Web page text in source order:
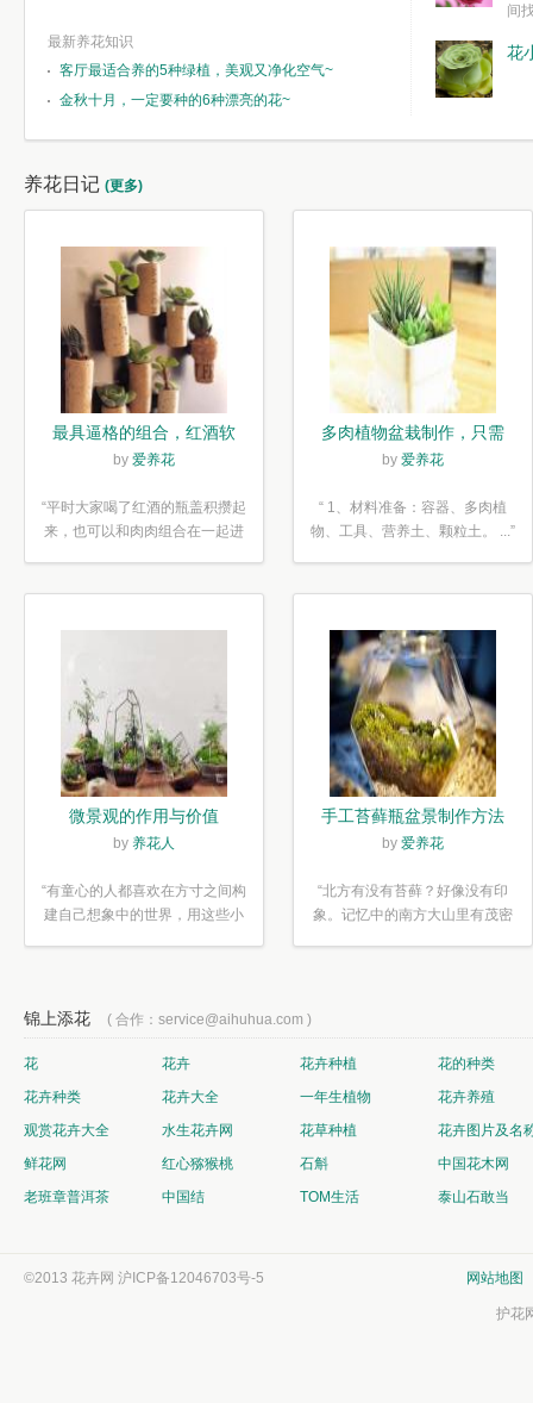
最新养花知识
客厅最适合养的5种绿植，美观又净化空气~
金秋十月，一定要种的6种漂亮的花~
间
花
养花日记 (更多)
最具逼格的组合，红酒软
木塞diy多肉植物盆栽
by 爱养花
“平时大家喝了红酒的瓶盖积攒起
来，也可以和肉肉组合在一起进
多肉植物盆栽制作，只需
简单6步
by 爱养花
“ 1、材料准备：容器、多肉植
物、工具、营养土、颗粒土。 ...”
微景观的作用与价值
by 养花人
“有童心的人都喜欢在方寸之间构
建自己想象中的世界，用这些小
手工苔藓瓶盆景制作方法
by 爱养花
“北方有没有苔藓？好像没有印
象。记忆中的南方大山里有茂密
锦上添花 ( 合作：service@aihuhua.com )
花 花卉 花卉种植
花的种类
花卉种类
花卉大全 一年生植物
花卉养殖
观赏花卉大全
水生花卉网 花草种植
花卉图片及名
鲜花网
红心猕猴桃 石斛
中国花木网
老班章普洱茶
中国结 TOM生活 泰山石敢当
©2013 花卉网 沪ICP备12046703号-5 网站地图
护花